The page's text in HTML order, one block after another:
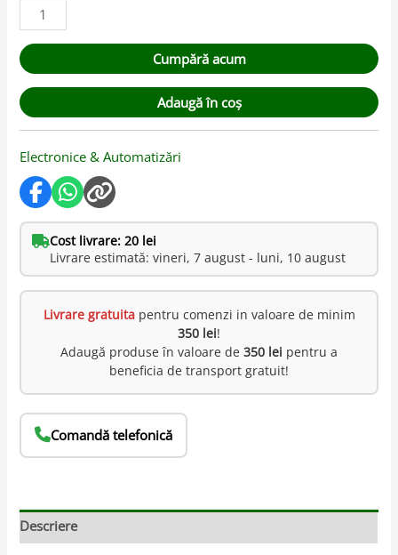
Cumpără acum
Adaugă în coș
Electronice & Automatizări
Cost livrare: 20 lei
Livrare estimată: vineri, 7 august - luni, 10 august
Livrare gratuitapentru comenzi in valoare de minim
350 lei!
Adaugă produse în valoare de 350 lei pentru a
beneficia de transport gratuit!
Comandă telefonică
Descriere